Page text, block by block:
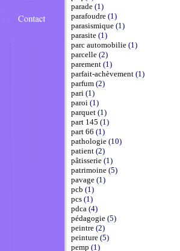
parade (1)
parafoudre (1)
parasismique (1)
parasite (1)
parc automobilie (1)
parcelle (2)
parement (1)
parfait-achèvement (1)
parfum (2)
pari (1)
paroi (1)
parquet (1)
part 145 (1)
part 66 (1)
pathologie (10)
patient (2)
pâtisserie (1)
patrimoine (5)
pavage (1)
pcb (1)
pcs (1)
pdca (4)
pédagogie (5)
peintre (2)
peinture (5)
pemp (1)